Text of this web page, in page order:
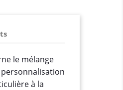
le mélange
à la